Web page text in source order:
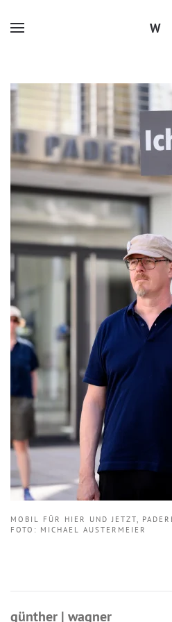
W
MOBIL FÜR HIER UND JETZT,
FOTO: MICHAEL AUSTERMEIER
günther | wagner